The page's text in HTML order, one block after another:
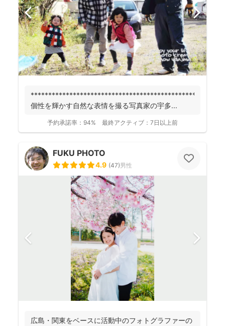
******************************************************
個性を輝かす自然な表情を撮る写真家の宇多...
予約承諾率： 94% 最終アクティブ： 7日以上前
FUKU PHOTO
4.9 (47)男性
広島・関東をベースに活動中のフォトグラファーの